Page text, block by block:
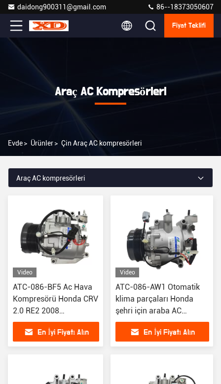
daidong900311@gmail.com 86--18373050607
Fiyat Teklifi
Araç AC Kompresörleri
Evde> Ürünler> Çin Araç AC kompresörleri
Araç AC kompresörleri
Video
ATC-086-BF5 Ac Hava
Kompresörü Honda CRV
2.0 RE2 2008
38800RZVG020 için
En İyi Fiyatı Alın
Video
ATC-086-AW1 Otomatik
klima parçaları Honda
şehri için araba AC
kompresörü / FIT/JAZZ
38810-REA-Z12 38810-
RSH-E01
En İyi Fiyatı Alın